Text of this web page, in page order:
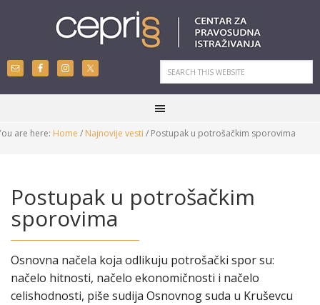
are here: Home / Najnovije vesti / Postupak u potrošačkim sporovima
Postupak u potrošačkim
sporovima
Osnovna načela koja odlikuju potrošački spor su:
načelo hitnosti, načelo ekonomičnosti i načelo
celishodnosti, piše sudija Osnovnog suda u Kruševcu